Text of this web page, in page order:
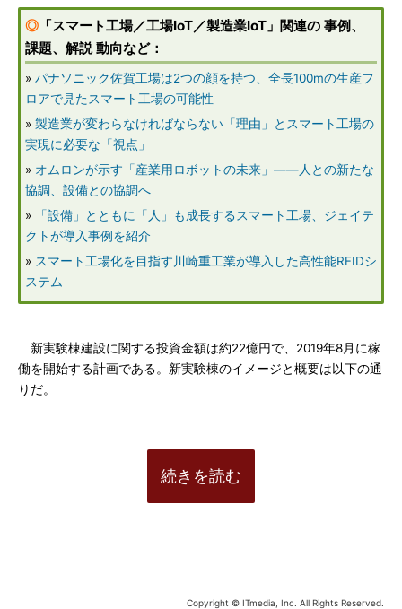
◎ 「スマート工場／工場IoT／製造業IoT」関連の 事例、
課題、解説 動向など：
» パナソニック佐賀工場は2つの顔を持つ、全長100mの生産フ
ロアで見たスマート工場の可能性
» 製造業が変わらなければならない「理由」とスマート工場の
実現に必要な「視点」
» オムロンが示す「産業用ロボットの未来」――人との新たな
協調、設備との協調へ
»
「設備」とともに「人」も成長するスマート工場、ジェイテ
クトが導入事例を紹介
» スマート工場化を目指す川崎重工業が導入した高性能RFIDシ
ステム
新実験棟建設に関する投資金額は約22億円で、2019年8月に稼
働を開始する計画である。新実験棟のイメージと概要は以下の通
りだ。
続きを読む
Copyright © ITmedia, Inc. All Rights Reserved.